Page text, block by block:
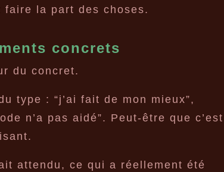
la part des choses.
concrets
du concret.
type : “j’ai fait de mon mieux”,
n’a pas aidé”. Peut-être que c’est
attendu, ce qui a réellement été